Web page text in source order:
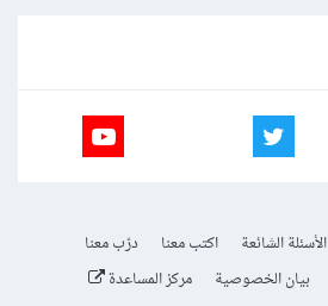
الأسئلة الشائعة اكتب معنا
درّب معنا
بيان الخصوصية مركز المساعدة